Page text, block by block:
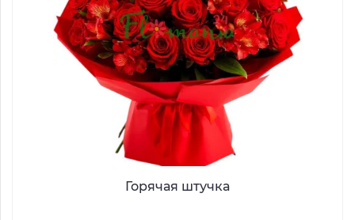
Горячая штучка